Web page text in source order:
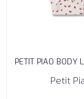
PETIT PIAO BODY
LADYBUG
Petit